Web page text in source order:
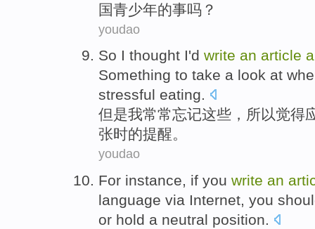
国青少年的事吗？
youdao
So I thought I'd write an article
Something to take a look at
stressful eating.
但是我常常忘记这些 ， 所以觉得
张时的提醒。
youdao
For instance, if you write an
language via Internet, you
or hold a neutral position.